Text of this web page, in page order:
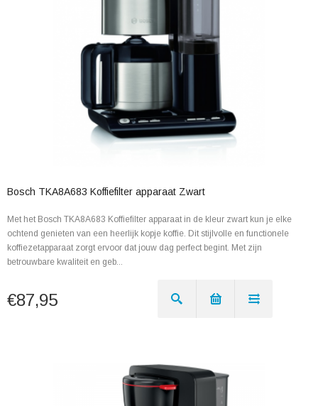
Bosch TKA8A683 Koffiefilter apparaat Zwart
Met het Bosch TKA8A683 Koffiefilter apparaat in de kleur zwart kun je elke
ochtend genieten van een heerlijk kopje koffie. Dit stijlvolle en functionele
koffiezetapparaat zorgt ervoor dat jouw dag perfect begint. Met zijn
betrouwbare kwaliteit en geb...
€87,95